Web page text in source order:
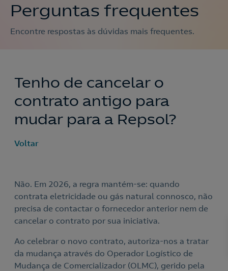
Perguntas frequentes
Encontre respostas às dúvidas mais frequentes.
Tenho de cancelar o
contrato antigo para
mudar para a Repsol?
Voltar
Não. Em 2026, a regra mantém-se: quando
contrata eletricidade ou gás natural connosco, não
precisa de contactar o fornecedor anterior nem de
cancelar o contrato por sua iniciativa.
Ao celebrar o novo contrato, autoriza-nos a tratar
da mudança através do Operador Logístico de
Mudança de Comercializador (OLMC), gerido pela